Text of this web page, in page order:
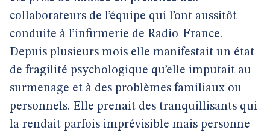
collaborateurs de l’équipe qui l’ont aussitôt
conduite à l’infirmerie de Radio-France.
Depuis plusieurs mois elle manifestait un état
de fragilité psychologique qu’elle imputait au
surmenage et à des problèmes familiaux ou
personnels. Elle prenait des tranquillisants qui
la rendait parfois imprévisible mais personne